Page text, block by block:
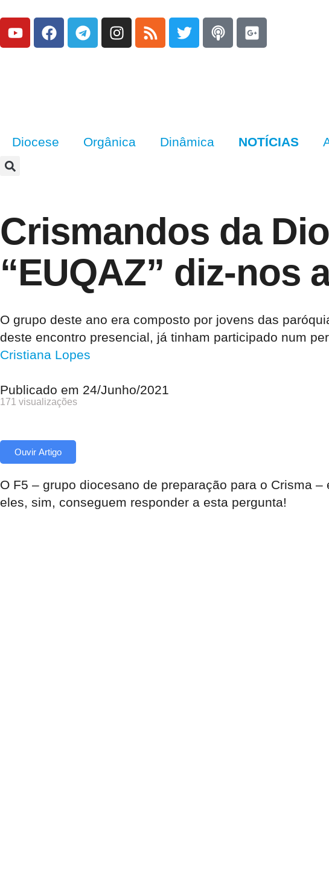
Diocese Orgânica Dinâmica NOTÍCIAS
Crismandos da
“EUQAZ” diz-nos
O grupo deste ano era composto por jovens das
deste encontro presencial, já tinham participado num
Cristiana Lopes
Publicado em 24/Junho/2021
171 visualizações
Ouvir Artigo
O F5 – grupo diocesano de preparação para o Crisma
eles, sim, conseguem responder a esta pergunta!